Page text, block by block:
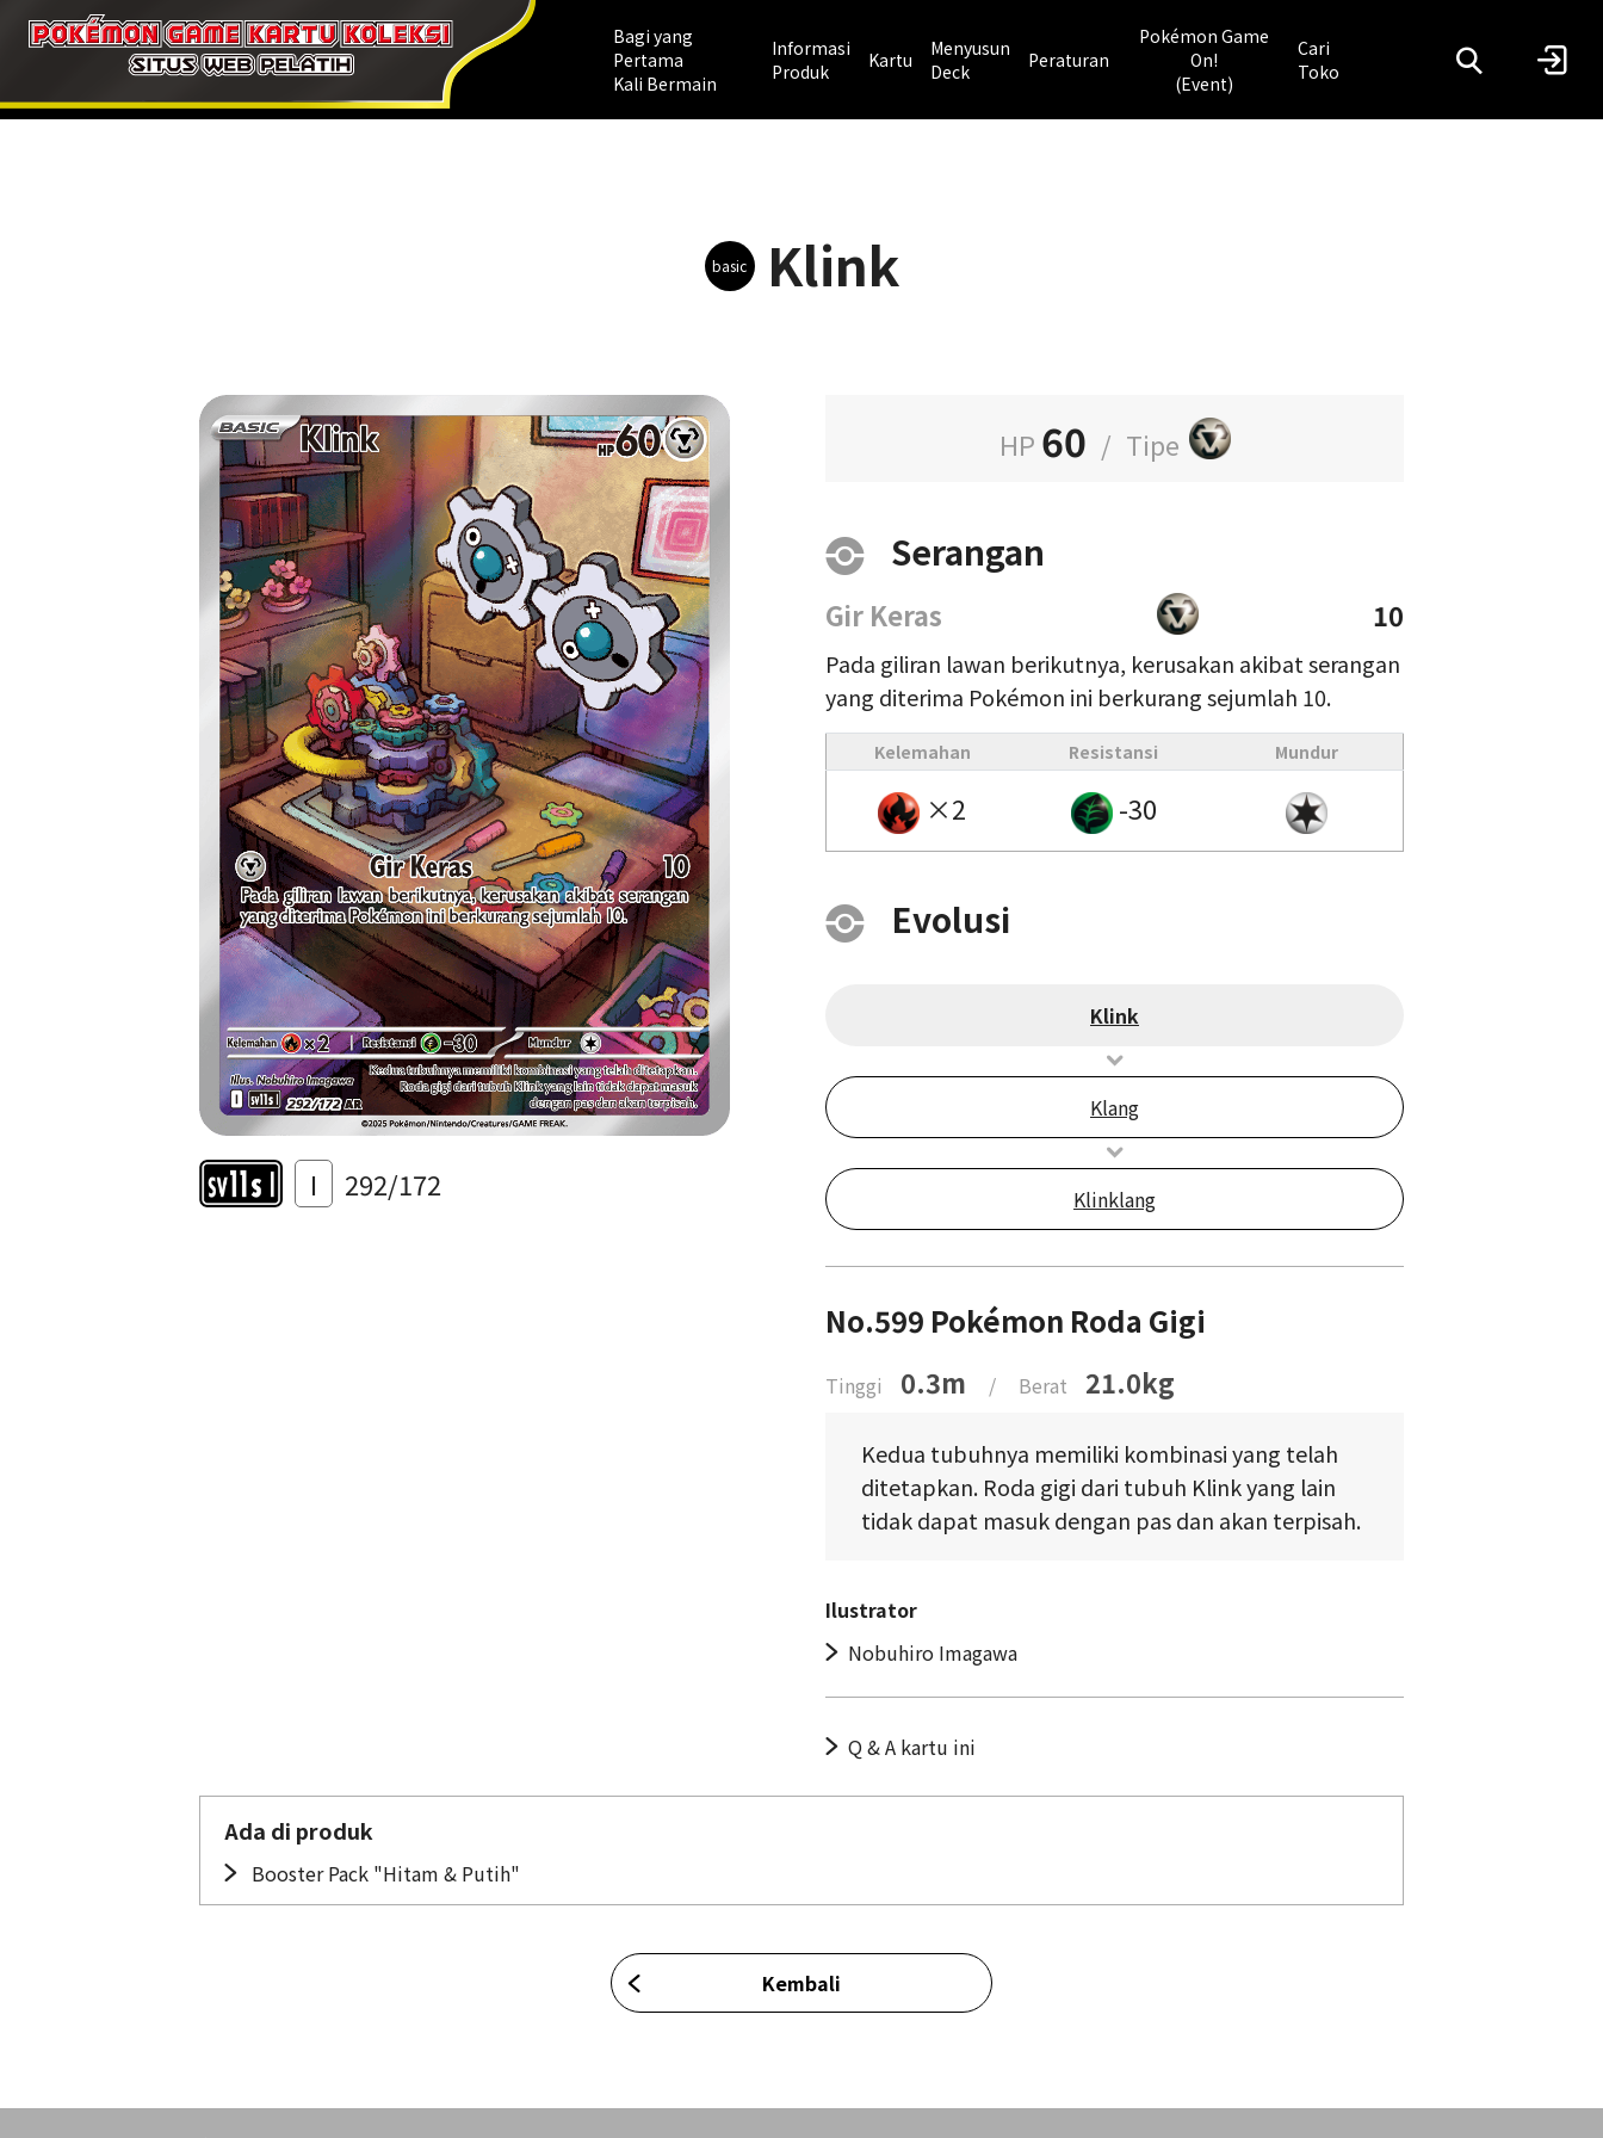
Bagi yang
Pertama
Kali Bermain
Informasi
Produk
Kartu
Menyusun
Deck
Peraturan
Pokémon Game
On!
(Event)
Cari
Toko
basic Klink
HP 60 / Tipe
Serangan
Gir Keras 10
Pada giliran lawan berikutnya, kerusakan akibat serangan
yang diterima Pokémon ini berkurang sejumlah 10.
Kelemahan Resistansi Mundur
×2 -30
I 292/172
Evolusi
Klink
Klang
Klinklang
No.599 Pokémon Roda Gigi
Tinggi 0.3m / Berat 21.0kg
Kedua tubuhnya memiliki kombinasi yang telah
ditetapkan. Roda gigi dari tubuh Klink yang lain
tidak dapat masuk dengan pas dan akan terpisah.
Ilustrator
Nobuhiro Imagawa
Q & A kartu ini
Ada di produk
Booster Pack "Hitam & Putih"
Kembali